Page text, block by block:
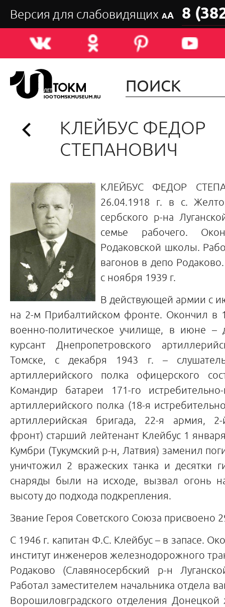
Версия для слабовидящих АА 8
КЛЕЙБУС ФЕДОР
СТЕПАНОВИЧ
КЛЕЙБУС ФЕДОР
26.04.1918 г. в с.
сербского р-на
семье рабочего.
Родаковской школы.
вагонов в депо
с ноября 1939 г.
В действующей армии с
на 2-м Прибалтийском фронте. Окончил в
военно-политическое училище, в июне –
курсант Днепропетровского
Томске, с декабря 1943 г. –
артиллерийского полка офицерского
Командир батареи 171-го истребительно-
артиллерийского полка (18-я
артиллерийская бригада, 22-я армия,
фронт) старший лейтенант Клейбус 1
Кумбри (Тукумский р-н, Латвия) заменил
уничтожил 2 вражеских танка и десятки
снаряды были на исходе, вызвал огонь
высоту до подхода подкрепления.
Звание Героя Советского Союза присвоено
С 1946 г. капитан Ф.С. Клейбус – в запасе.
институт инженеров железнодорожного
Родаково (Славяносербский р-н
Работал заместителем начальника отдела
Ворошиловградского отделения Донецкой